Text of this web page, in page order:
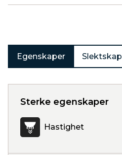
Egenskaper Slektskap
Sterke egenskaper
Hastighet